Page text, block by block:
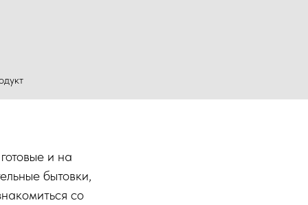
и на
бытовки,
со